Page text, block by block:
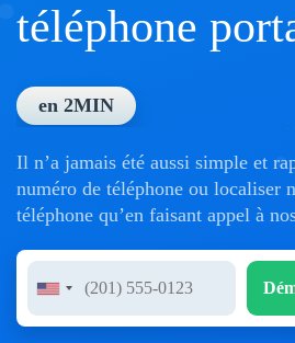
téléphone
en 2MIN
Il n’a jamais été aussi simple et
numéro de téléphone ou localiser
téléphone qu’en faisant appel à